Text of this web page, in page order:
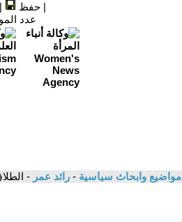
|حفظ |
عدد
مواضيع وابحاث سياسية - رائد عمر -